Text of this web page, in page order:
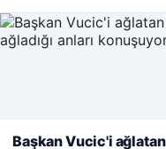
Web sitemizi nasıl
Başkan Vucic'i